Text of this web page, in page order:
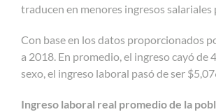
traducen en menores ingresos
Con base en los datos proporcionados
a 2018. En promedio, el ingreso cayó
sexo, el ingreso laboral pasó de ser
Ingreso laboral real promedio de la